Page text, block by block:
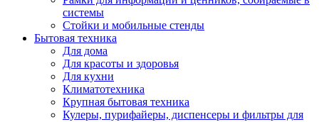
системы
Стойки и мобильные стенды
Бытовая техника
Для дома
Для красоты и здоровья
Для кухни
Климатотехника
Крупная бытовая техника
Кулеры, пурифайеры, диспенсеры и фильтры для